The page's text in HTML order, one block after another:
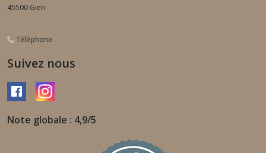
45500 Gien
Téléphone
Suivez nous
Note globale : 4,9/5